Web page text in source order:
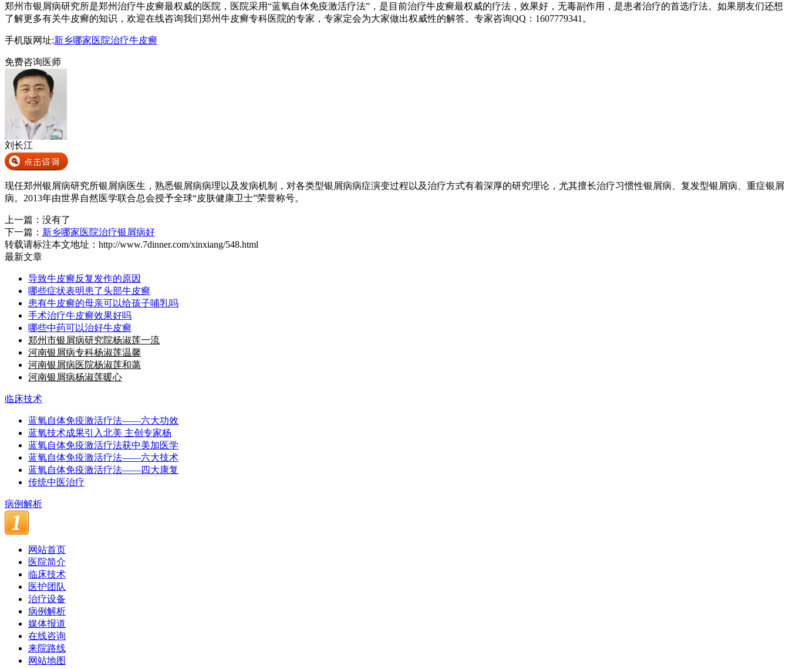
郑州市银屑病研究所是郑州治疗牛皮癣最权威的医院，医院采用“蓝氧自体免疫激活疗法”，是目前治疗牛皮癣最权威的疗法，效果好，无毒副作用，是患者治疗的首选疗法。如果朋友们还想
了解更多有关牛皮癣的知识，欢迎在线咨询我们郑州牛皮癣专科医院的专家，专家定会为大家做出权威性的解答。专家咨询QQ：1607779341。
手机版网址:新乡哪家医院治疗牛皮癣
免费咨询医师
刘长江
现任郑州银屑病研究所银屑病医生，熟悉银屑病病理以及发病机制，对各类型银屑病病症演变过程以及治疗方式有着深厚的研究理论，尤其擅长治疗习惯性银屑病、复发型银屑病、重症银屑
病。2013年由世界自然医学联合总会授予全球“皮肤健康卫士”荣誉称号。
上一篇：没有了
下一篇： 新乡哪家医院治疗银屑病好
转载请标注本文地址： http://www.7dinner.com/xinxiang/548.html
最新文章
导致牛皮癣反复发作的原因
哪些症状表明患了头部牛皮癣
患有牛皮癣的母亲可以给孩子哺乳吗
手术治疗牛皮癣效果好吗
哪些中药可以治好牛皮癣
郑州市银屑病研究院杨淑莲一流
河南银屑病专科杨淑莲温馨
河南银屑病医院杨淑莲和蔼
河南银屑病杨淑莲暖心
临床技术
蓝氧自体免疫激活疗法——六大功效
蓝氧技术成果引入北美 主创专家杨
蓝氧自体免疫激活疗法获中美加医学
蓝氧自体免疫激活疗法——六大技术
蓝氧自体免疫激活疗法——四大康复
传统中医治疗
病例解析
网站首页
医院简介
临床技术
医护团队
治疗设备
病例解析
媒体报道
在线咨询
来院路线
网站地图